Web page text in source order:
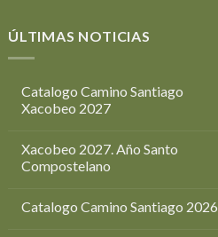
ÚLTIMAS NOTICIAS
Catalogo Camino Santiago
Xacobeo 2027
Xacobeo 2027. Año Santo
Compostelano
Catalogo Camino Santiago 2026